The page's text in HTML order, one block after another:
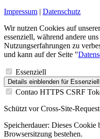
Impressum | Datenschutz
Wir nutzen Cookies auf
essenziell, während andere
Nutzungserfahrungen zu
und kann auf der Seite "
Essenziell
Details einblenden für Essenziell
Contao HTTPS CSRF
Schützt vor Cross-Site-
Speicherdauer: Dieses Cookie
Browsersitzung bestehen.